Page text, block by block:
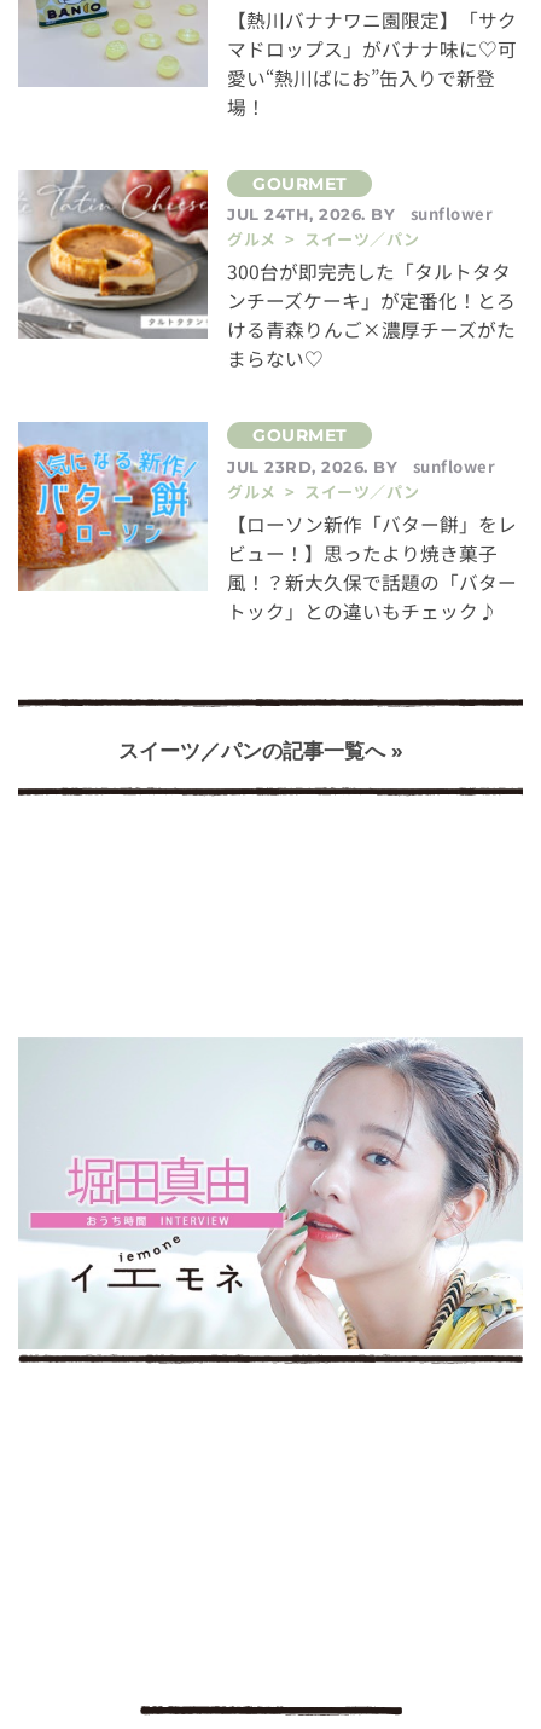
【熱川バナナワニ園限定】「サク
マドロップス」がバナナ味に♡可
愛い“熱川ばにお”缶入りで新登
場！
JUL 24TH, 2026. BY
sunflower
グルメ > スイーツ／パン
300台が即完売した「タルトタタ
ンチーズケーキ」が定番化！とろ
ける青森りんご×濃厚チーズがた
まらない♡
JUL 23RD, 2026. BY
sunflower
グルメ > スイーツ／パン
【ローソン新作「バター餅」をレ
ビュー！】思ったより焼き菓子
風！？新大久保で話題の「バター
トック」との違いもチェック♪
スイーツ／パンの記事一覧へ »